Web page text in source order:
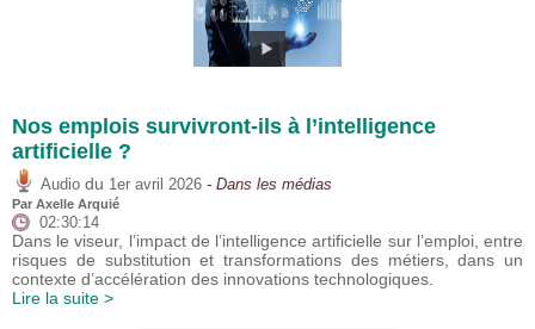
Nos emplois survivront-ils à l’intelligence
artificielle ?
Audio du 1er avril 2026 - Dans les médias
Par Axelle Arquié
02:30:14
Dans le viseur, l’impact de l’intelligence artificielle sur l’emploi, entre
risques de substitution et transformations des métiers, dans un
contexte d’accélération des innovations technologiques.
Lire la suite >